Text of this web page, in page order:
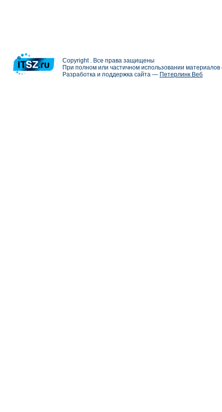
Copyright . Все права защищены
При полном или частичном использовании
Разработка и поддержка сайта — Петерлинк Веб